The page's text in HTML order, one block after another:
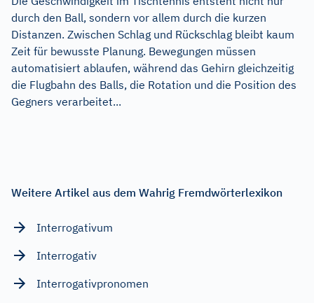
durch den Ball, sondern vor allem durch die kurzen
Distanzen. Zwischen Schlag und Rückschlag bleibt kaum
Zeit für bewusste Planung. Bewegungen müssen
automatisiert ablaufen, während das Gehirn gleichzeitig
die Flugbahn des Balls, die Rotation und die Position des
Gegners verarbeitet...
Weitere Artikel aus dem Wahrig Fremdwörterlexikon
Interrogativum
Interrogativ
Interrogativpronomen